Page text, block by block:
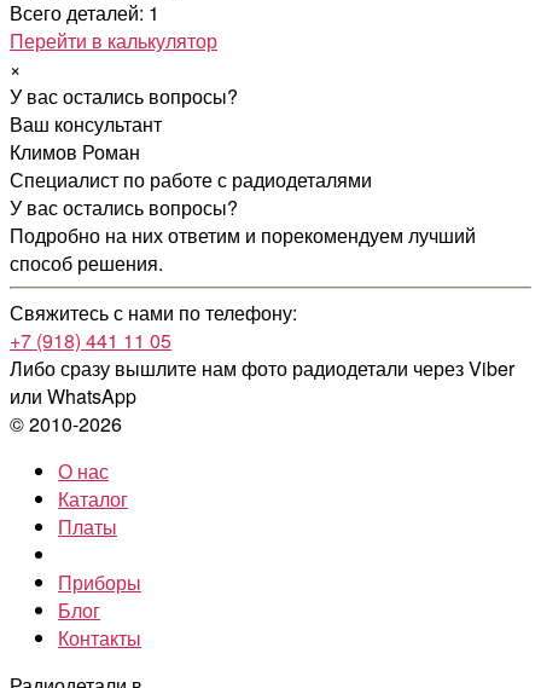
Всего деталей: 1
Перейти в калькулятор
×
У вас остались вопросы?
Ваш консультант
Климов Роман
Специалист по работе с радиодеталями
У вас остались вопросы?
Подробно на них ответим и порекомендуем лучший
способ решения.
Свяжитесь с нами по телефону:
+7 (918) 441 11 05
Либо сразу вышлите нам фото радиодетали через Viber
или WhatsApp
© 2010-2026
О нас
Каталог
Платы
Приборы
Блог
Контакты